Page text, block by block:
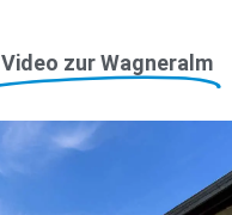
Video zur Wagneralm